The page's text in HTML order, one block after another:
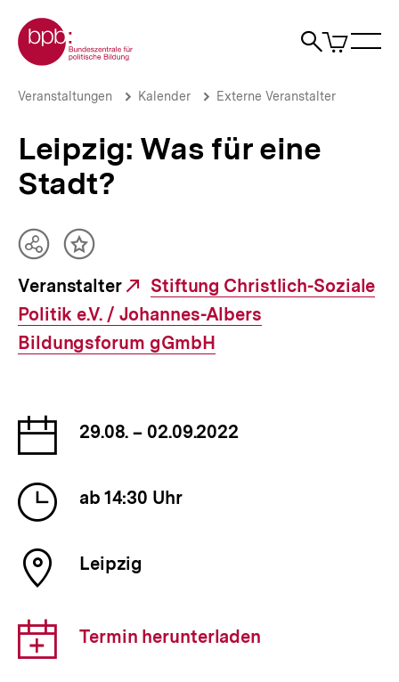
zum
Seiteninhalt
springen
Zur Startseite der bpb
Suche
Artikel
im
Leipzig:
Stadt?
bpb.de
Brotkrümelnavigation
Pfadnavigation
Veranstaltungen Kalender Externe Veranstalter
Leipzig: Was für eine
Stadt?
Veranstalter
Externer
Link:
Stiftung Christlich-Soziale
Politik e.V. / Johannes-Albers
Bildungsforum gGmbH
Teilen
Optionen
anzeigen
Inhalt
merken
Datum
der
Veranstaltung
29.08. – 02.09.2022
Uhrzeit
der
Veranstaltung
ab 14:30 Uhr
Ort
der
Leipzig
Download-
Link:
Termin herunterladen